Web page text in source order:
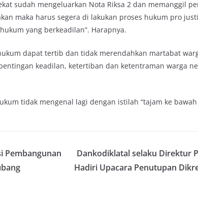
sudah mengeluarkan Nota Riksa 2 dan memanggil
maka harus segera di lakukan proses hukum pro
yang berkeadilan”. Harapnya.
dapat tertib dan tidak merendahkan martabat
keadilan, ketertiban dan ketentraman warga
tidak mengenal lagi dengan istilah “tajam ke
Pembangunan
Dankodiklatal selaku Direktur
Hadiri Upacara Penutupan